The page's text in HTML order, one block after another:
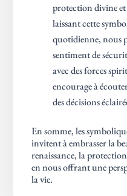
protection divine
laissant cette
quotidienne, nous
sentiment de
avec des forces
encourage à
des décisions
En somme, les
invitent à embrasser la
renaissance, la
en nous offrant une
la vie.